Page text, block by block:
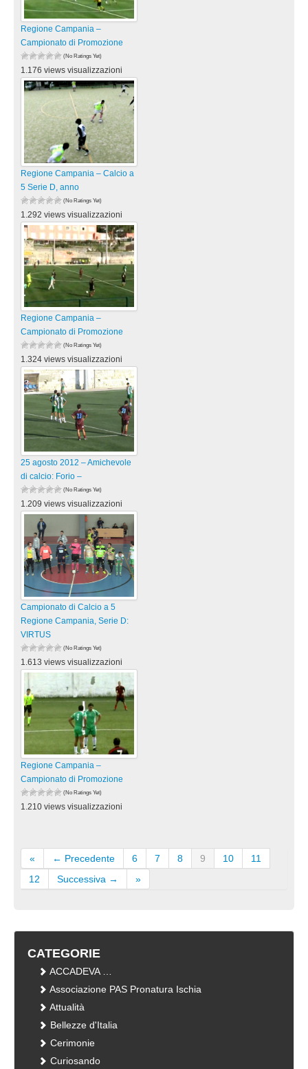
Regione Campania –
Campionato di Promozione
(No Ratings Yet)
1.176 views visualizzazioni
Regione Campania – Calcio a
5 Serie D, anno
(No Ratings Yet)
1.292 views visualizzazioni
Regione Campania –
Campionato di Promozione
(No Ratings Yet)
1.324 views visualizzazioni
25 agosto 2012 – Amichevole
di calcio: Forio –
(No Ratings Yet)
1.209 views visualizzazioni
Campionato di Calcio a 5
Regione Campania, Serie D:
VIRTUS
(No Ratings Yet)
1.613 views visualizzazioni
Regione Campania –
Campionato di Promozione
(No Ratings Yet)
1.210 views visualizzazioni
« ← Precedente 6 7 8 9 10
11
12
Successiva → »
CATEGORIE
ACCADEVA …
Associazione PAS Pronatura Ischia
Attualità
Bellezze d'Italia
Cerimonie
Curiosando